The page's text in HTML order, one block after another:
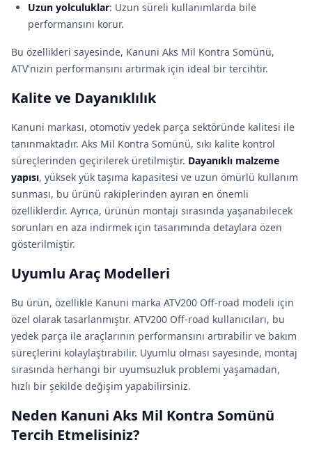
Uzun yolculuklar: Uzun süreli kullanımlarda bile
performansını korur.
Bu özellikleri sayesinde, Kanuni Aks Mil Kontra Somünü,
ATV'nizin performansını artırmak için ideal bir tercihtir.
Kalite ve Dayanıklılık
Kanuni markası, otomotiv yedek parça sektöründe kalitesi ile
tanınmaktadır. Aks Mil Kontra Somünü, sıkı kalite kontrol
süreçlerinden geçirilerek üretilmiştir. Dayanıklı malzeme
yapısı, yüksek yük taşıma kapasitesi ve uzun ömürlü kullanım
sunması, bu ürünü rakiplerinden ayıran en önemli
özelliklerdir. Ayrıca, ürünün montajı sırasında yaşanabilecek
sorunları en aza indirmek için tasarımında detaylara özen
gösterilmiştir.
Uyumlu Araç Modelleri
Bu ürün, özellikle Kanuni marka ATV200 Off-road modeli için
özel olarak tasarlanmıştır. ATV200 Off-road kullanıcıları, bu
yedek parça ile araçlarının performansını artırabilir ve bakım
süreçlerini kolaylaştırabilir. Uyumlu olması sayesinde, montaj
sırasında herhangi bir uyumsuzluk problemi yaşamadan,
hızlı bir şekilde değişim yapabilirsiniz.
Neden Kanuni Aks Mil Kontra Somünü
Tercih Etmelisiniz?